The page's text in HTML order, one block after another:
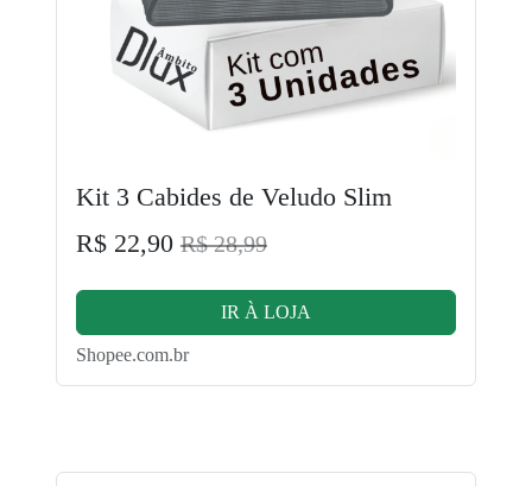
Kit 3 Cabides de Veludo Slim
R$ 22,90 R$ 28,99
IR À LOJA
Shopee.com.br